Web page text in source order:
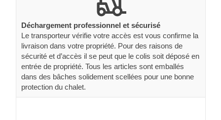
Déchargement professionnel et sécurisé
Le transporteur vérifie votre accès est vous confirme la
livraison dans votre propriété. Pour des raisons de
sécurité et d’accès il se peut que le colis soit déposé en
entrée de propriété. Tous les articles sont emballés
dans des bâches solidement scellées pour une bonne
protection du chalet.